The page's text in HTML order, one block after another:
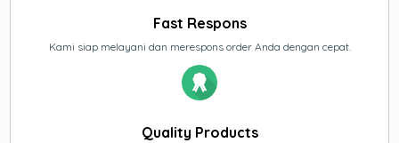
Fast Respons
Kami siap melayani dan merespons order Anda dengan cepat.
Quality Products